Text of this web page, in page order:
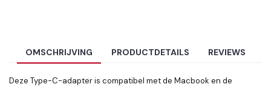
OMSCHRIJVING PRODUCTDETAILS REVIEWS
Deze Type-C-adapter is compatibel met de Macbook en de